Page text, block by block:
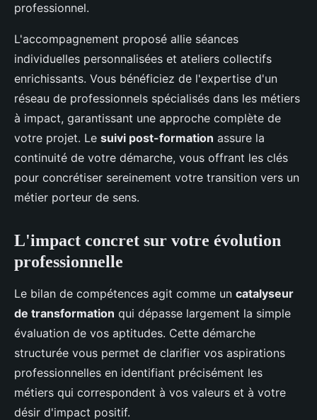
professionnel.
L'accompagnement proposé allie séances
individuelles personnalisées et ateliers collectifs
enrichissants. Vous bénéficiez de l'expertise d'un
réseau de professionnels spécialisés dans les métiers
à impact, garantissant une approche complète de
votre projet. Le suivi post-formation assure la
continuité de votre démarche, vous offrant les clés
pour concrétiser sereinement votre transition vers un
métier porteur de sens.
L'impact concret sur votre évolution
professionnelle
Le bilan de compétences agit comme un catalyseur
de transformation qui dépasse largement la simple
évaluation de vos aptitudes. Cette démarche
structurée vous permet de clarifier vos aspirations
professionnelles en identifiant précisément les
métiers qui correspondent à vos valeurs et à votre
désir d'impact positif.